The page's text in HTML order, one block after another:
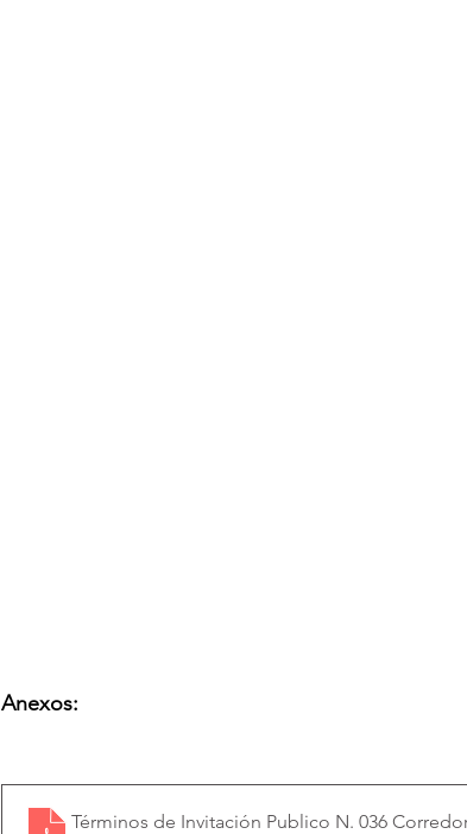
Anexos:
Términos de Invitación Publico N. 036